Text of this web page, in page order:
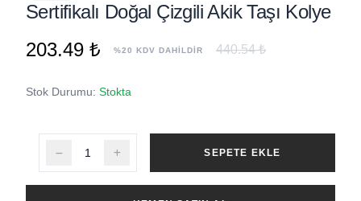
Sertifikalı Doğal Çizgili Akik Taşı Kolye
203.49 ₺
%20 KDV DAHİLDİR 440.54 ₺
Stok Durumu: Stokta
SEPETE EKLE